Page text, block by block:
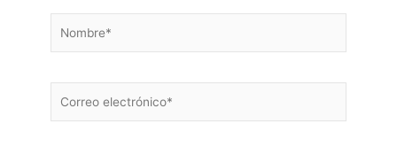
electrónico*